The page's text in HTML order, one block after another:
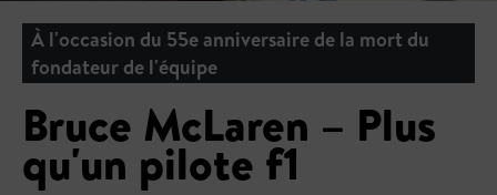
À l'occasion du 55e anniversaire de la mort du
fondateur de l'équipe
Bruce McLaren – Plus
qu'un pilote f1